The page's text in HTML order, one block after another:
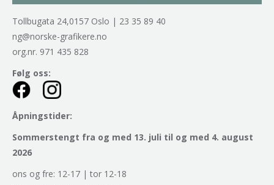
Tollbugata 24,0157 Oslo | 23 35 89 40
ng@norske-grafikere.no
org.nr. 971 435 828
Følg oss:
Åpningstider:
Sommerstengt fra og med 13. juli til og med 4. august
2026
ons og fre: 12-17 | tor 12-18